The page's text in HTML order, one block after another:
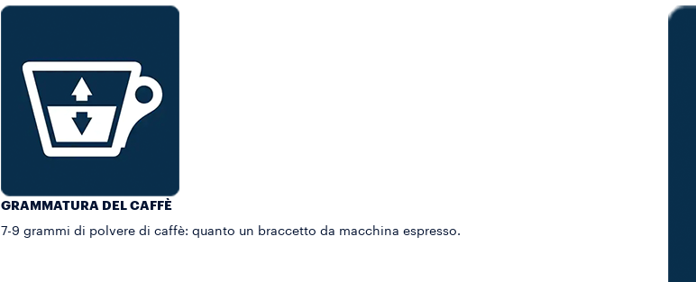
GRAMMATURA DEL CAFFÈ
7-9 grammi di polvere di caffè: quanto un braccetto da macchina espresso.